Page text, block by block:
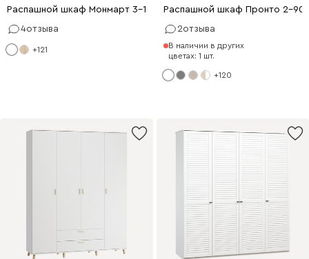
Распашной шкаф Монмарт 3-120x220 Белый
4отзыва
+121
Распашной шкаф Пронто 2-
2отзыва
В наличии в других
цветах: 1 шт.
+120